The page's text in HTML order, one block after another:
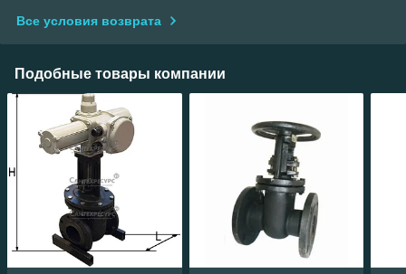
Все условия возврата
Подобные товары компании